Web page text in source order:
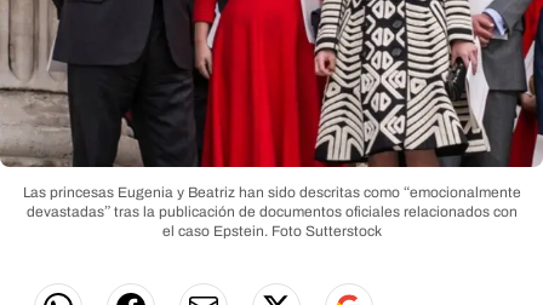
Las princesas Eugenia y Beatriz han sido descritas como “emocionalmente
devastadas” tras la publicación de documentos oficiales relacionados con
el caso Epstein. Foto Sutterstock